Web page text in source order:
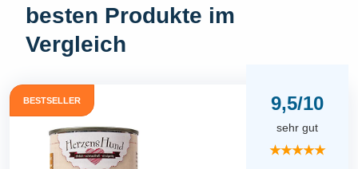
besten Produkte im
Vergleich
BESTSELLER 9,5/10
sehr gut
★★★★★